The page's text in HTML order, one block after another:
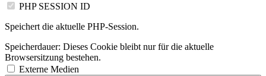
PHP SESSION ID
Speichert die aktuelle PHP-Session.
Speicherdauer: Dieses Cookie bleibt nur für die aktuelle
Browsersitzung bestehen.
Externe Medien